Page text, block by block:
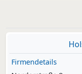
Firmendetails